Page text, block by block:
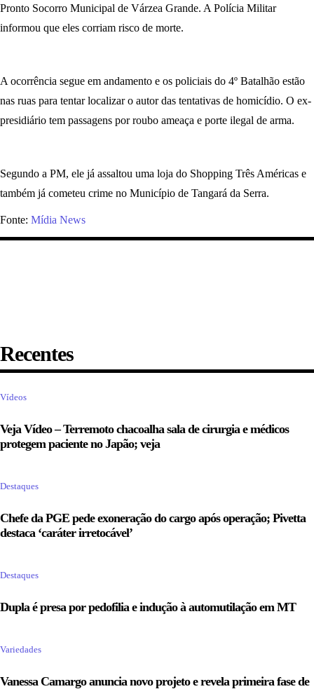
Pronto Socorro Municipal de Várzea Grande. A Polícia Militar
informou que eles corriam risco de morte.
A ocorrência segue em andamento e os policiais do 4º Batalhão estão
nas ruas para tentar localizar o autor das tentativas de homicídio. O ex-
presidiário tem passagens por roubo ameaça e porte ilegal de arma.
Segundo a PM, ele já assaltou uma loja do Shopping Três Américas e
também já cometeu crime no Município de Tangará da Serra.
Fonte: Mídia News
Recentes
Vídeos
Veja Vídeo – Terremoto chacoalha sala de cirurgia e médicos
protegem paciente no Japão; veja
Destaques
Chefe da PGE pede exoneração do cargo após operação; Pivetta
destaca ‘caráter irretocável’
Destaques
Dupla é presa por pedofilia e indução à automutilação em MT
Variedades
Vanessa Camargo anuncia novo projeto e revela primeira fase de